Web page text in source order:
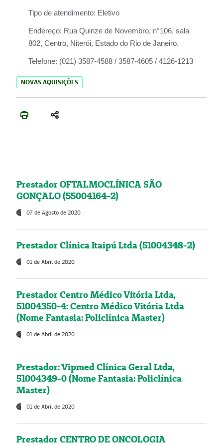
Tipo de atendimento: Eletivo
Endereço: Rua Quinze de Novembro, n°106, sala
802, Centro, Niterói, Estado do Rio de Janeiro.
Telefone: (021) 3587-4588 / 3587-4605 / 4126-1213
NOVAS AQUISIÇÕES
Prestador OFTALMOCLÍNICA SÃO
GONÇALO (55004164-2)
07 de Agosto de 2020
Prestador Clínica Itaipú Ltda (51004348-2)
01 de Abril de 2020
Prestador Centro Médico Vitória Ltda,
51004350-4: Centro Médico Vitória Ltda
(Nome Fantasia: Policlínica Master)
01 de Abril de 2020
Prestador: Vipmed Clínica Geral Ltda,
51004349-0 (Nome Fantasia: Policlínica
Master)
01 de Abril de 2020
Prestador CENTRO DE ONCOLOGIA